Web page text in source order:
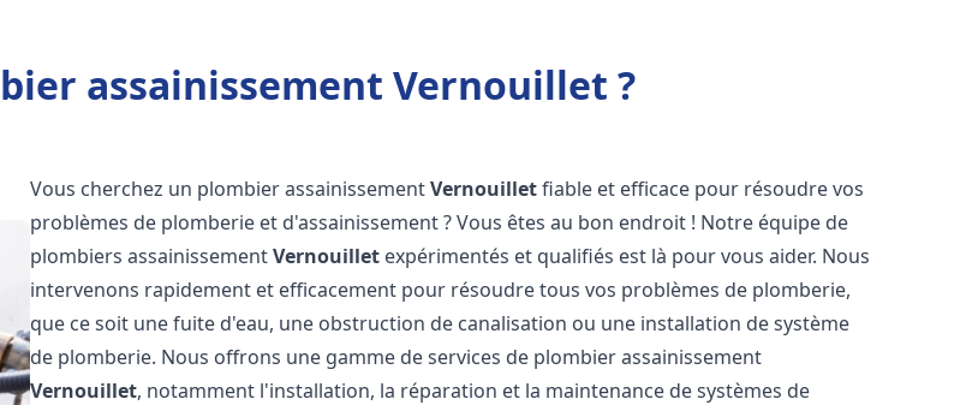
assainissement Vernouillet ?
Vous cherchez un plombier assainissementVernouilletfiable et efficace pour résoudre vos
problèmes de plomberie et d'assainissement ? Vous êtes au bon endroit ! Notre équipe de
plombiers assainissementVernouillet expérimentés et qualifiés est là pour vous aider. Nous
intervenons rapidement et efficacement pour résoudre tous vos problèmes de plomberie,
que ce soit une fuite d'eau, une obstruction de canalisation ou une installation de système
de plomberie. Nous offrons une gamme de services de plombier assainissement
Vernouillet, notamment l'installation, la réparation et la maintenance de systèmes de